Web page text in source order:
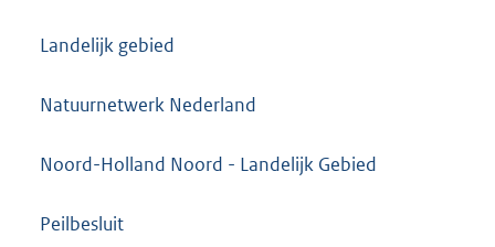
Landelijk gebied
Natuurnetwerk Nederland
Noord-Holland Noord - Landelijk Gebied
Peilbesluit